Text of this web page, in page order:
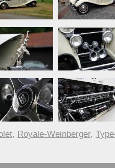
, Royale-Weinberger,